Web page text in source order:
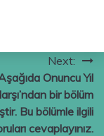
Next:
Onuncu Yıl
bir bölüm
Bu bölümle ilgili
cevaplayınız.